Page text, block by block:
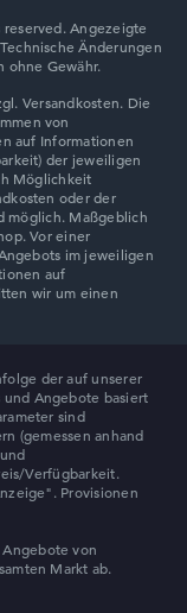
Angezeigte
Änderungen
ohne Gewähr.
der auf unserer
Angebote basiert
sind
(gemessen anhand
Verfügbarkeit.
Provisionen
von
Markt ab.